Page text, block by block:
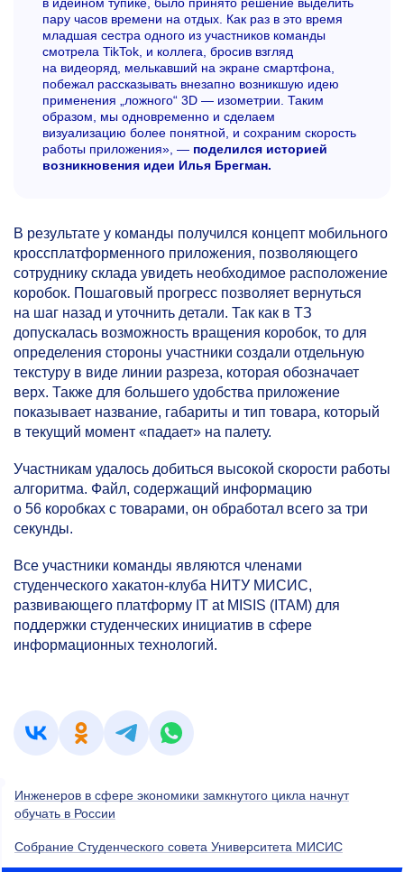
пару часов времени на отдых. Как раз в это время
младшая сестра одного из участников команды
смотрела TikTok, и коллега, бросив взгляд
на видеоряд, мелькавший на экране смартфона,
побежал рассказывать внезапно возникшую идею
применения „ложного“ 3D — изометрии. Таким
образом, мы одновременно и сделаем
визуализацию более понятной, и сохраним скорость
работы приложения», — поделился историей
возникновения идеи Илья Брегман.
В результате у команды получился концепт мобильного
кроссплатформенного приложения, позволяющего
сотруднику склада увидеть необходимое расположение
коробок. Пошаговый прогресс позволяет вернуться
на шаг назад и уточнить детали. Так как в ТЗ
допускалась возможность вращения коробок, то для
определения стороны участники создали отдельную
текстуру в виде линии разреза, которая обозначает
верх. Также для большего удобства приложение
показывает название, габариты и тип товара, который
в текущий момент «падает» на палету.
Участникам удалось добиться высокой скорости работы
алгоритма. Файл, содержащий информацию
о 56 коробках с товарами, он обработал всего за три
секунды.
Все участники команды являются членами
студенческого хакатон-клуба НИТУ МИСИС,
развивающего платформу IT at MISIS (ITAM) для
поддержки студенческих инициатив в сфере
информационных технологий.
Инженеров в сфере экономики замкнутого цикла начнут
обучать в России
Собрание Студенческого совета Университета МИСИС